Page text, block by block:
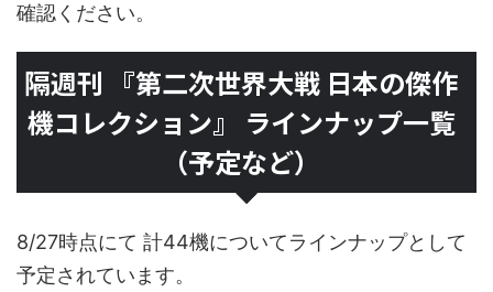
確認ください。
隔週刊 『第二次世界大戦 日本の傑作
機コレクション』 ラインナップ一覧
（予定など）
8/27時点にて 計44機についてラインナップとして
予定されています。